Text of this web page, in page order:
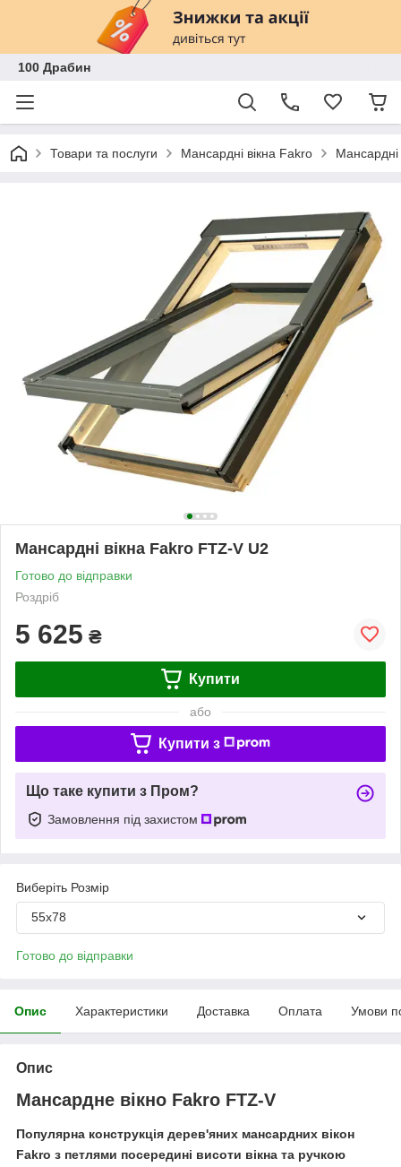
100 Драбин
Товари та послуги Мансардні вікна Fakro
Мансардні вікна Fakro FTZ-V U2
Готово до відправки
Роздріб
5 625 ₴
Купити
або
Купити з
Що таке купити з Пром?
Замовлення під захистом
Виберіть Розмір
55х78
Готово до відправки
Опис Характеристики Доставка Оплата Умови
Опис
Мансардне вікно Fakro FTZ-V
Популярна конструкція дерев'яних мансардних вікон
Fakro з петлями посередині висоти вікна та ручкою